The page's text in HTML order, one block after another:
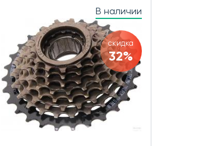
В наличии
скидка
32%